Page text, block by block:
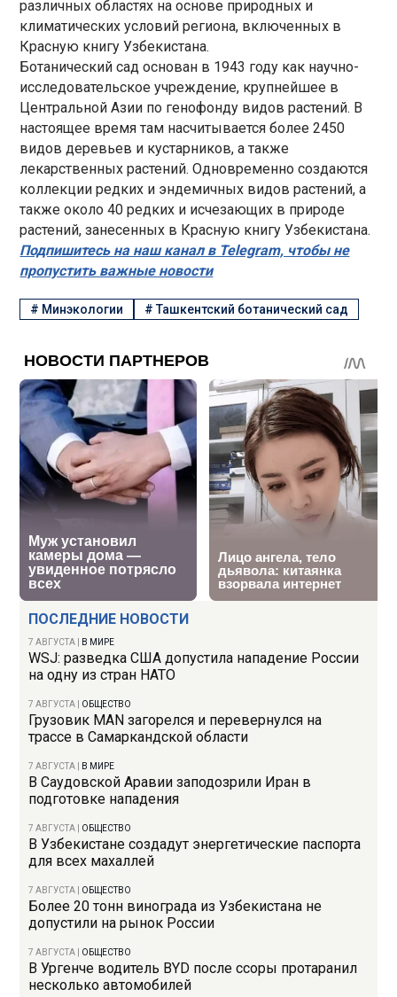
ПОСЛЕДНИЕ НОВОСТИ
7 АВГУСТА В МИРЕ
WSJ: разведка США допустила нападение России
на одну из стран НАТО
7 АВГУСТА ОБЩЕСТВО
Грузовик MAN загорелся и перевернулся на
трассе в Самаркандской области
7 АВГУСТА В МИРЕ
В Саудовской Аравии заподозрили Иран в
подготовке нападения
7 АВГУСТА ОБЩЕСТВО
В Узбекистане создадут энергетические паспорта
для всех махаллей
7 АВГУСТА ОБЩЕСТВО
Более 20 тонн винограда из Узбекистана не
допустили на рынок России
7 АВГУСТА ОБЩЕСТВО
В Ургенче водитель BYD после ссоры протаранил
несколько автомобилей
различных областях на основе природных и
климатических условий региона, включенных в
Красную книгу Узбекистана.
Ботанический сад основан в 1943 году как научно-
исследовательское учреждение, крупнейшее в
Центральной Азии по генофонду видов растений. В
настоящее время там насчитывается более 2450
видов деревьев и кустарников, а также
лекарственных растений. Одновременно создаются
коллекции редких и эндемичных видов растений, а
также около 40 редких и исчезающих в природе
растений, занесенных в Красную книгу Узбекистана.
Подпишитесь на наш канал в Telegram, чтобы не
пропустить важные новости
# Минэкологии #Ташкентский ботанический сад